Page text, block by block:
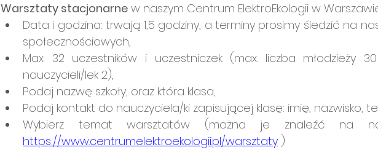
Warsztaty stacjonarne w naszym Centrum ElektroEkologii w
Data i godzina: trwają 1,5 godziny, a terminy prosimy śledzić na
społecznościowych,
Max. 32 uczestników i uczestniczek (max. liczba młodzieży
nauczycieli/lek 2),
Podaj nazwę szkoły, oraz która klasa,
Podaj kontakt do nauczyciela/ki zapisującej klasę: imię, nazwisko,
https://www.centrumelektroekologii.pl/warsztaty )